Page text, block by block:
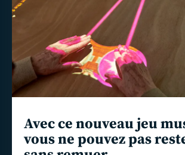
Avec ce nouveau jeu
vous ne pouvez pas